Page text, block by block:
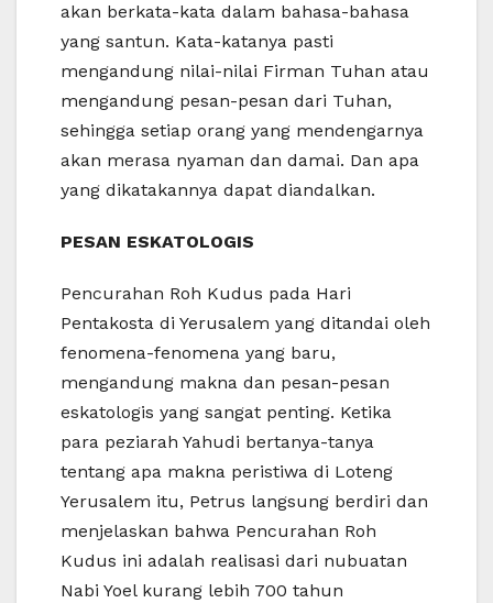
akan berkata-kata dalam bahasa-bahasa
yang santun. Kata-katanya pasti
mengandung nilai-nilai Firman Tuhan atau
mengandung pesan-pesan dari Tuhan,
sehingga setiap orang yang mendengarnya
akan merasa nyaman dan damai. Dan apa
yang dikatakannya dapat diandalkan.
PESAN ESKATOLOGIS
Pencurahan Roh Kudus pada Hari
Pentakosta di Yerusalem yang ditandai oleh
fenomena-fenomena yang baru,
mengandung makna dan pesan-pesan
eskatologis yang sangat penting. Ketika
para peziarah Yahudi bertanya-tanya
tentang apa makna peristiwa di Loteng
Yerusalem itu, Petrus langsung berdiri dan
menjelaskan bahwa Pencurahan Roh
Kudus ini adalah realisasi dari nubuatan
Nabi Yoel kurang lebih 700 tahun